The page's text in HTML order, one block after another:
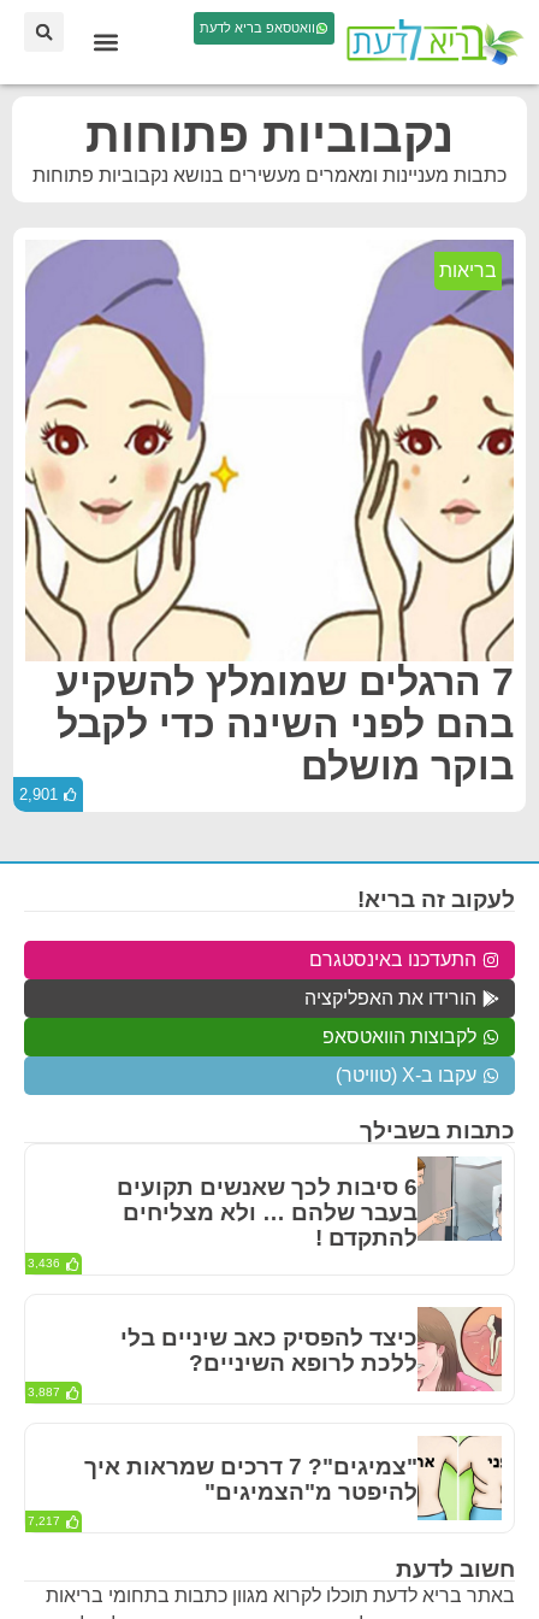
וואטסאפ בריא לדעת
נקבוביות פתוחות
כתבות מעניינות ומאמרים מעשירים בנושא נקבוביות פתוחות
בריאות
7 הרגלים שמומלץ להשקיע
בהם לפני השינה כדי לקבל
בוקר מושלם
2,901
חשוב לדעת
באתר בריא לדעת תוכלו לקרוא מגוון כתבות בתחומי בריאות
כתבות בשבילך
6 סיבות לכך שאנשים תקועים
בעבר שלהם … ולא מצליחים
להתקדם !
3,436
כיצד להפסיק כאב שיניים בלי
ללכת לרופא השיניים?
3,887
"צמיגים"? 7 דרכים שמראות איך
להיפטר מ"הצמיגים"
7,217
לעקוב זה בריא!
התעדכנו באינסטגרם
הורידו את האפליקציה
לקבוצות הוואטסאפ
עקבו ב-X (טוויטר)